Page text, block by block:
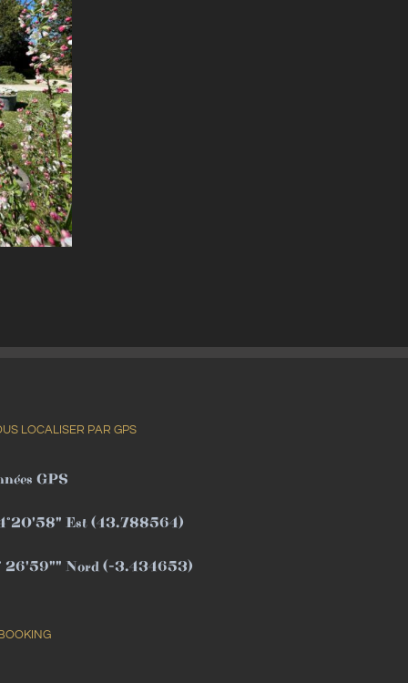
LOCALISER PAR GPS
GPS
Est (43.788564)
26'59"" Nord (-3.434653)